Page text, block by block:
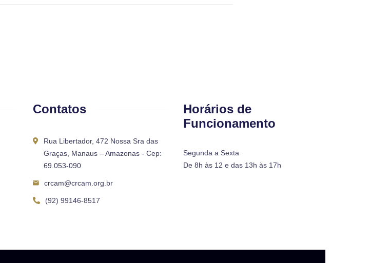
Contatos
Rua Libertador, 472 Nossa Sra das
Graças, Manaus – Amazonas - Cep:
69.053-090
crcam@crcam.org.br
(92) 99146-8517
Horários de
Funcionamento
Segunda a Sexta
De 8h às 12 e das 13h às 17h